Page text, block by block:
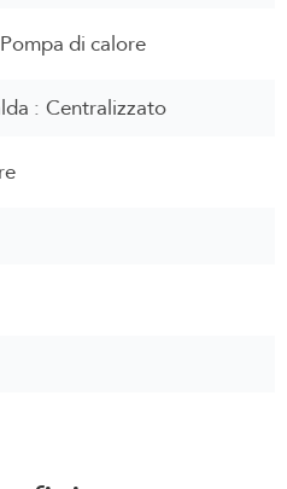
Pompa di calore
Centralizzato